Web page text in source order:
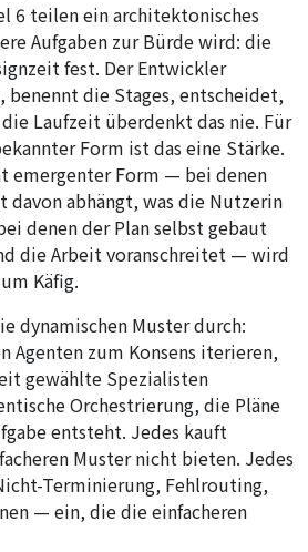
6 teilen ein architektonisches
Aufgaben zur Bürde wird: die
fest. Der Entwickler
benennt die Stages, entscheidet,
Laufzeit überdenkt das nie. Für
Form ist das eine Stärke.
emergenter Form — bei denen
abhängt, was die Nutzerin
denen der Plan selbst gebaut
die Arbeit voranschreitet — wird
Käfig.
dynamischen Muster durch:
Agenten zum Konsens iterieren,
gewählte Spezialisten
Orchestrierung, die Pläne
entsteht. Jedes kauft
Muster nicht bieten. Jedes
Terminierung, Fehlrouting,
— ein, die die einfacheren